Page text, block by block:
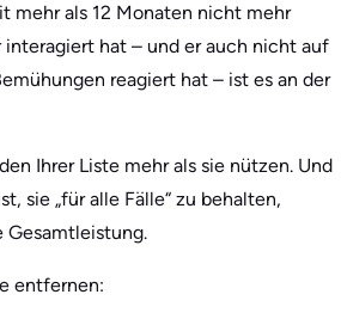
mehr als 12 Monaten nicht mehr
hat – und er auch nicht auf
reagiert hat – ist es an der
Ihrer Liste mehr als sie nützen. Und
sie „für alle Fälle“ zu behalten,
Gesamtleistung.
entfernen: